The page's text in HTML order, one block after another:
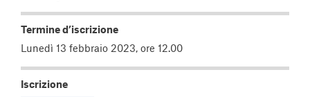
Termine d’iscrizione
Lunedì 13 febbraio 2023, ore 12.00
Iscrizione